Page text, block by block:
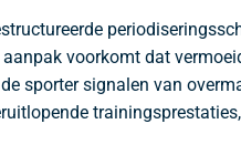
voorkomt dat
sporter signalen van